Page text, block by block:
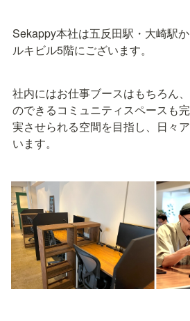
Sekappy本社は五反田駅・大崎駅
ルキビル5階にございます。
社内にはお仕事ブースはもちろん
のできるコミュニティスペースも
実させられる空間を目指し、日々
います。